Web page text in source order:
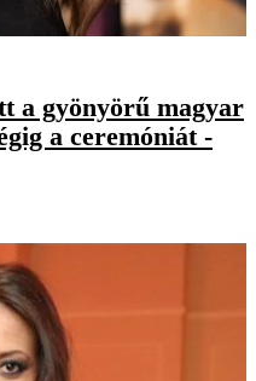
a gyönyörű magyar
a ceremóniát -